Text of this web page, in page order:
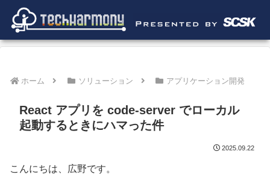
ホーム ソリューション アプリケーション開発
React アプリを code-server でローカル
起動するときにハマった件
2025.09.22
こんにちは、広野です。